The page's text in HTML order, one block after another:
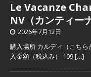
Le Vacanze
NV（カンティー
2026年7月12日
購入場所 カルディ（こち
入金額（税込み） 109[…]